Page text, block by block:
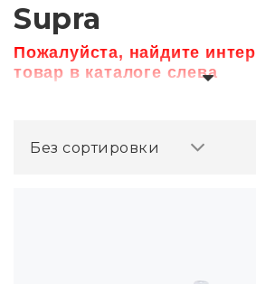
Supra
Пожалуйста, найдите
товар в каталоге слева
Без сортировки